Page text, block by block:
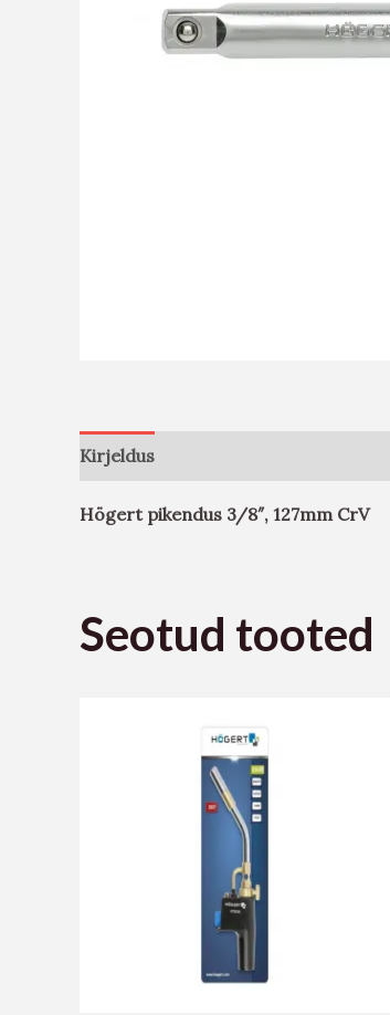
Kirjeldus
Högert pikendus 3/8″, 127mm CrV
Seotud tooted